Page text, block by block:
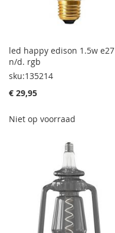
led happy edison 1.5w e27
n/d. rgb
sku:135214
€ 29,95
Niet op voorraad